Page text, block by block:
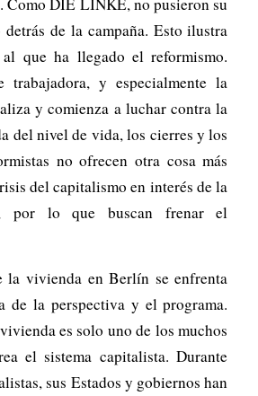
de la campaña. Esto ilustra
al que ha llegado el reformismo.
trabajadora, y especialmente la
y comienza a luchar contra la
del nivel de vida, los cierres y los
no ofrecen otra cosa más
del capitalismo en interés de la
por lo que buscan frenar el
la vivienda en Berlín se enfrenta
de la perspectiva y el programa.
es solo uno de los muchos
el sistema capitalista. Durante
sus Estados y gobiernos han